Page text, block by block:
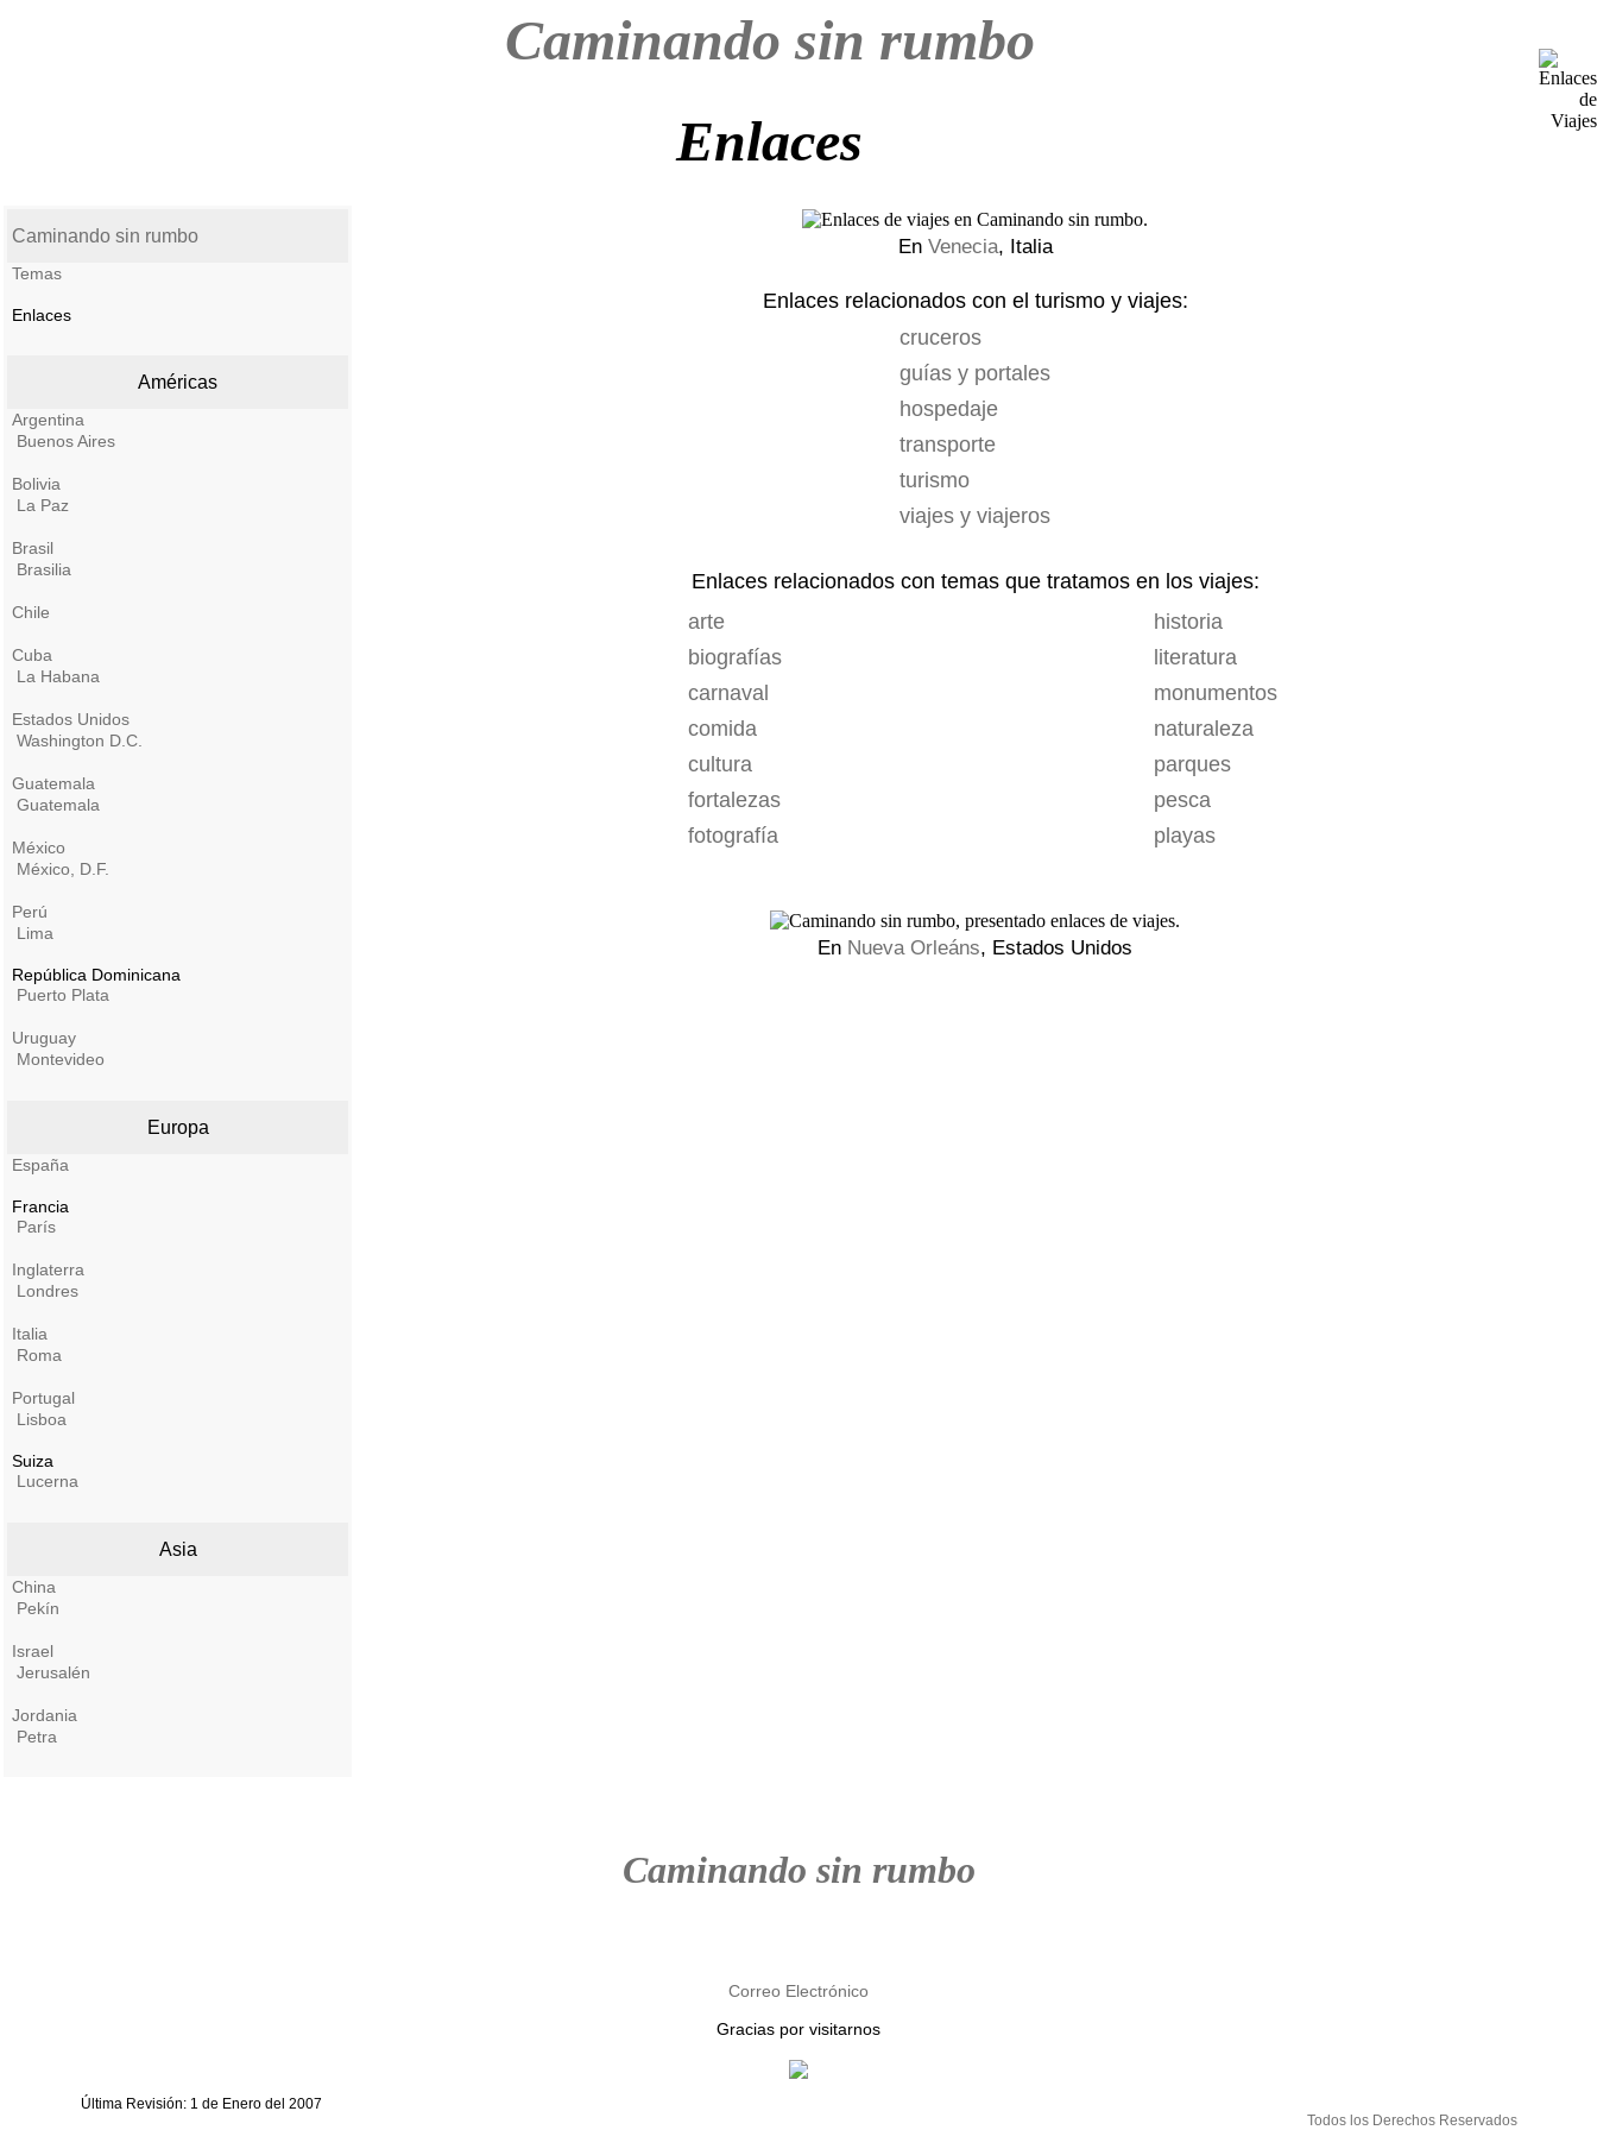
Caminando sin rumbo
Enlaces
Caminando sin rumbo
Temas
Enlaces
Américas
Argentina
Buenos Aires
Bolivia
La Paz
Brasil
Brasilia
Chile
Cuba
La Habana
Estados Unidos
Washington D.C.
Guatemala
Guatemala
México
México, D.F.
Perú
Lima
República Dominicana
Puerto Plata
Uruguay
Montevideo
Europa
España
Francia
París
Inglaterra
Londres
Italia
Roma
Portugal
Lisboa
Suiza
Lucerna
Asia
China
Pekín
Israel
Jerusalén
Jordania
Petra
En Venecia, Italia
Enlaces relacionados con el turismo y viajes:
cruceros
guías y portales
hospedaje
transporte
turismo
viajes y viajeros
Enlaces relacionados con temas que tratamos en los viajes:
arte
biografías
carnaval
comida
cultura
fortalezas
fotografía
historia
literatura
monumentos
naturaleza
parques
pesca
playas
En Nueva Orleáns, Estados Unidos
Caminando sin rumbo
Correo Electrónico
Gracias por visitarnos
Última Revisión: 1 de Enero del 2007
Todos los Derechos Reservados